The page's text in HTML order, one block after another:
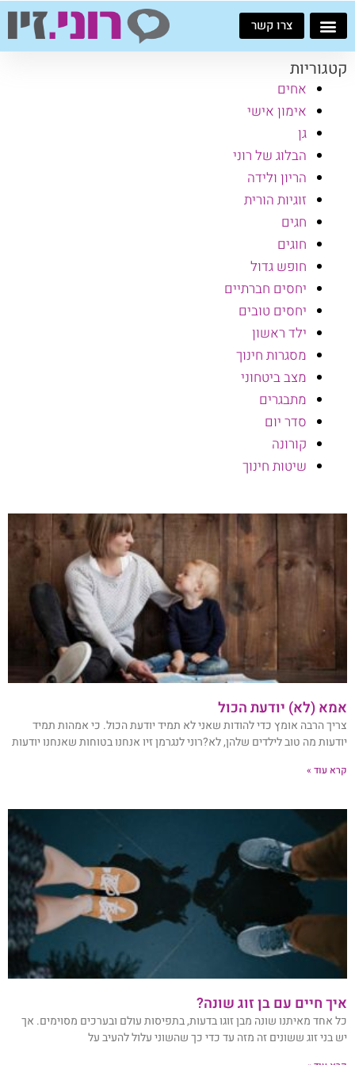
דילוג
לתוכן
צרו קשר
קטגוריות
אחים
אימון אישי
גן
הבלוג של רוני
הריון ולידה
זוגיות הורית
חגים
חוגים
חופש גדול
יחסים חברתיים
יחסים טובים
ילד ראשון
מסגרות חינוך
מצב ביטחוני
מתבגרים
סדר יום
קורונה
שיטות חינוך
אמא (לא) יודעת הכול
צריך הרבה אומץ כדי להודות שאני לא תמיד יודעת הכול. כי אמהות תמיד
יודעות מה טוב לילדים שלהן, לא?רוני לנגרמן זיו אנחנו בטוחות שאנחנו יודעות
קרא עוד »
איך חיים עם בן זוג שונה?
כל אחד מאיתנו שונה מבן זוגו בדעות, בתפיסות עולם ובערכים מסוימים. אך
יש בני זוג ששונים זה מזה עד כדי כך שהשוני עלול להעיב על